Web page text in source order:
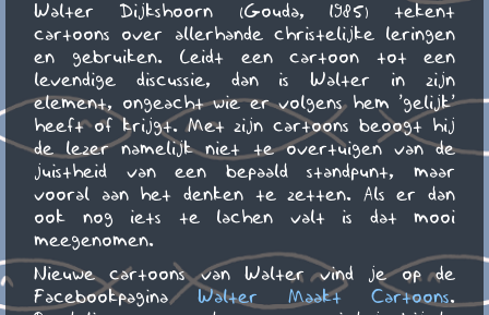
Walter Dijkshoorn (Gouda, 1985) tekent
cartoons over allerhande christelijke leringen
en gebruiken. Leidt een cartoon tot een
levendige discussie, dan is Walter in zijn
element, ongeacht wie er volgens hem 'gelijk'
heeft of krijgt. Met zijn cartoons beoogt hij
de lezer namelijk niet te overtuigen van de
juistheid van een bepaald standpunt, maar
vooral aan het denken te zetten. Als er dan
ook nog iets te lachen valt is dat mooi
meegenomen.
Nieuwe cartoons van Walter vind je op de
FacebookpaginaWalter Maakt Cartoons.